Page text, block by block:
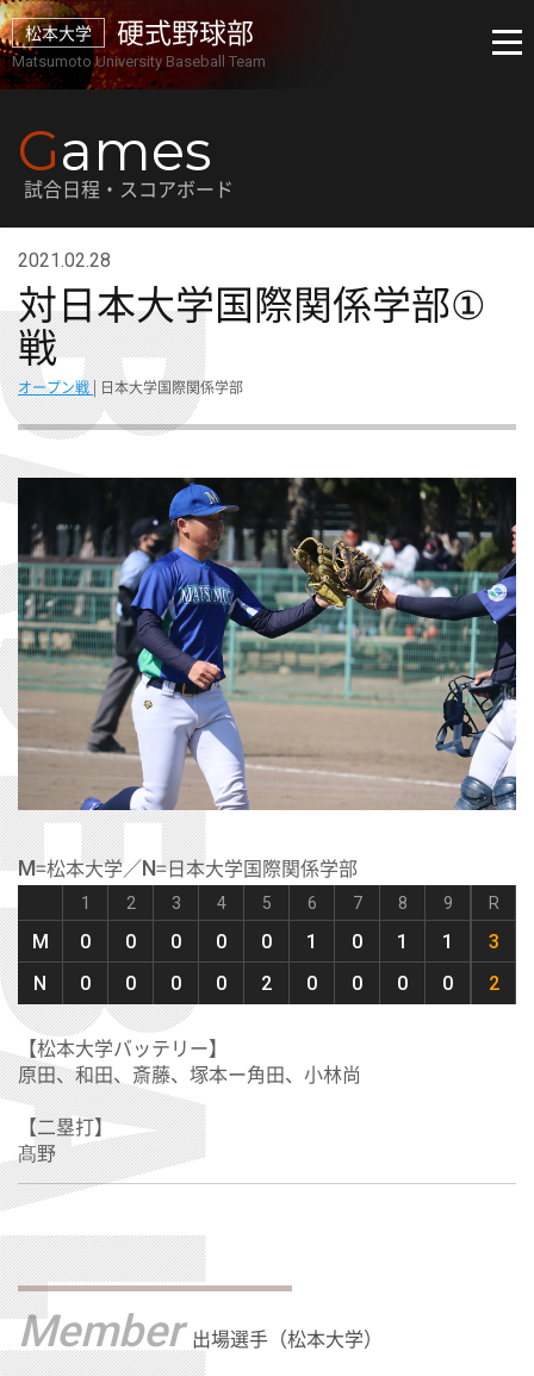
松本大学 硬式野球部
Matsumoto University Baseball Team
Games
試合日程・スコアボード
2021.02.28
対日本大学国際関係学部①
戦
オープン戦| 日本大学国際関係学部
M=松本大学／N=日本大学国際関係学部
M
N
1
0
0
2
0
0
3
0
0
4
0
0
5
0
2
6
1
0
7
0
0
8
1
0
9
1
0
R
3
2
【松本大学バッテリー】
原田、和田、斎藤、塚本ー角田、小林尚
【二塁打】
髙野
Member 出場選手（松本大学）